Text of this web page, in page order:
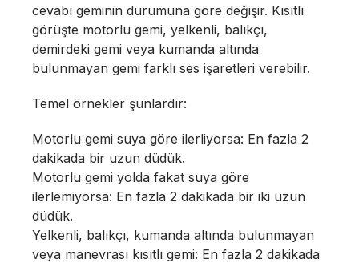
cevabı geminin durumuna göre değişir. Kısıtlı
görüşte motorlu gemi, yelkenli, balıkçı,
demirdeki gemi veya kumanda altında
bulunmayan gemi farklı ses işaretleri verebilir.
Temel örnekler şunlardır:
Motorlu gemi suya göre ilerliyorsa: En fazla 2
dakikada bir uzun düdük.
Motorlu gemi yolda fakat suya göre
ilerlemiyorsa: En fazla 2 dakikada bir iki uzun
düdük.
Yelkenli, balıkçı, kumanda altında bulunmayan
veya manevrası kısıtlı gemi: En fazla 2 dakikada